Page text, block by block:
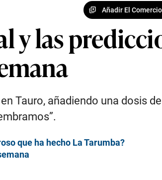
Añadir El
y las
Tauro, añadiendo una dosis
que ha hecho La Tarumba?